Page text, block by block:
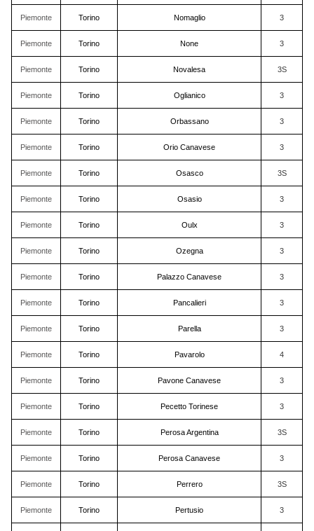
Piemonte Torino Nomaglio 3
Piemonte Torino None 3
Piemonte Torino Novalesa 3S
Piemonte Torino Oglianico 3
Piemonte Torino Orbassano 3
Piemonte Torino Orio Canavese 3
Piemonte Torino Osasco 3S
Piemonte Torino Osasio 3
Piemonte Torino Oulx 3
Piemonte Torino Ozegna 3
Piemonte Torino Palazzo Canavese 3
Piemonte Torino Pancalieri 3
Piemonte Torino Parella 3
Piemonte Torino Pavarolo 4
Piemonte Torino Pavone Canavese 3
Piemonte Torino Pecetto Torinese 3
Piemonte Torino Perosa Argentina 3S
Piemonte Torino Perosa Canavese 3
Piemonte Torino Perrero 3S
Piemonte Torino Pertusio 3